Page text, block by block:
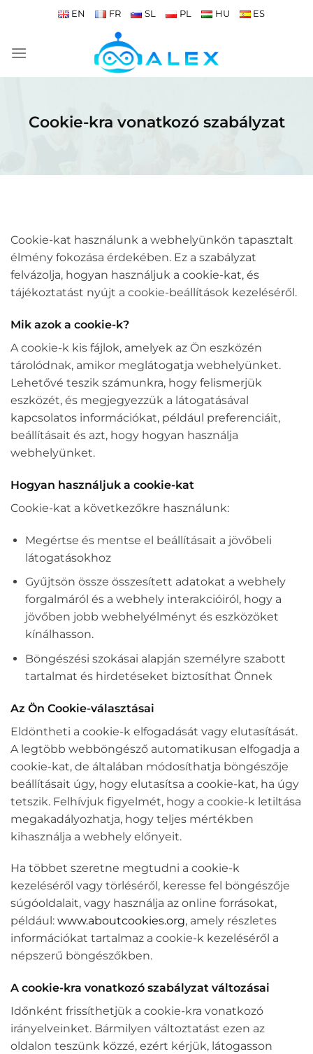
EN FR SL PL HU ES
Cookie-kra vonatkozó szabályzat
Cookie-kat használunk a webhelyünkön tapasztalt
élmény fokozása érdekében. Ez a szabályzat
felvázolja, hogyan használjuk a cookie-kat, és
tájékoztatást nyújt a cookie-beállítások kezeléséről.
Mik azok a cookie-k?
A cookie-k kis fájlok, amelyek az Ön eszközén
tárolódnak, amikor meglátogatja webhelyünket.
Lehetővé teszik számunkra, hogy felismerjük
eszközét, és megjegyezzük a látogatásával
kapcsolatos információkat, például preferenciáit,
beállításait és azt, hogy hogyan használja
webhelyünket.
Hogyan használjuk a cookie-kat
Cookie-kat a következőkre használunk:
Megértse és mentse el beállításait a jövőbeli
látogatásokhoz
Gyűjtsön össze összesített adatokat a webhely
forgalmáról és a webhely interakcióiról, hogy a
jövőben jobb webhelyélményt és eszközöket
kínálhasson.
Böngészési szokásai alapján személyre szabott
tartalmat és hirdetéseket biztosíthat Önnek
Az Ön Cookie-választásai
Eldöntheti a cookie-k elfogadását vagy elutasítását.
A legtöbb webböngésző automatikusan elfogadja a
cookie-kat, de általában módosíthatja böngészője
beállításait úgy, hogy elutasítsa a cookie-kat, ha úgy
tetszik. Felhívjuk figyelmét, hogy a cookie-k letiltása
megakadályozhatja, hogy teljes mértékben
kihasználja a webhely előnyeit.
Ha többet szeretne megtudni a cookie-k
kezeléséről vagy törléséről, keresse fel böngészője
súgóoldalait, vagy használja az online forrásokat,
például: www.aboutcookies.org, amely részletes
információkat tartalmaz a cookie-k kezeléséről a
népszerű böngészőkben.
A cookie-kra vonatkozó szabályzat változásai
Időnként frissíthetjük a cookie-kra vonatkozó
irányelveinket. Bármilyen változtatást ezen az
oldalon teszünk közzé, ezért kérjük, látogasson